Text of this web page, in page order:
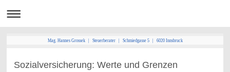
Mag. Hannes Grossek | Steuerberater | Schmiedgasse 5 | 6020 Innsbruck
Sozialversicherung: Werte und Grenzen